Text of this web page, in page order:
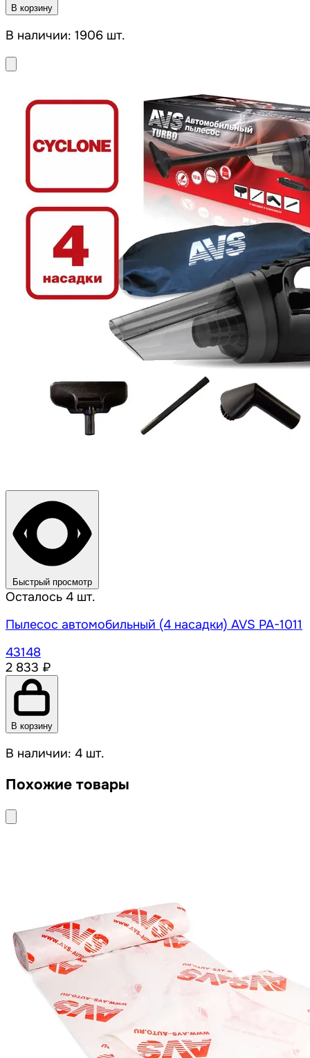
В корзину
В наличии: 1906 шт.
Быстрый просмотр
Осталось 4 шт.
Пылесос автомобильный (4 насадки) AVS PA-1011
43148
2 833 ₽
В корзину
В наличии: 4 шт.
Похожие товары